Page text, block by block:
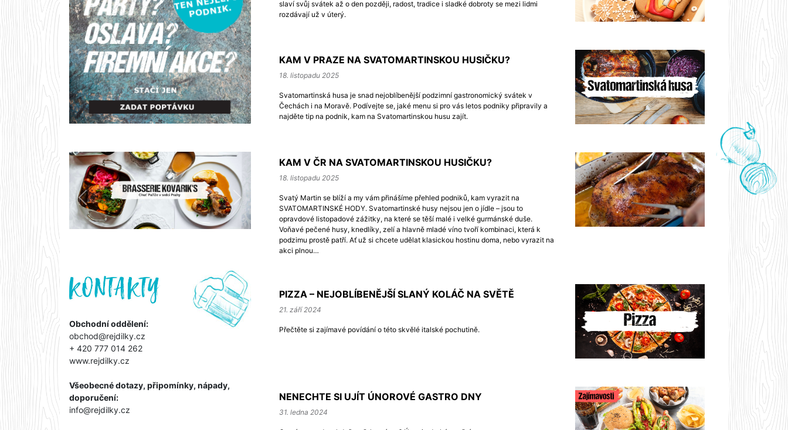
Předchozí Další
Obchodní oddělení:
obchod@rejdilky.cz
+ 420 777 014 262
www.rejdilky.cz
Všeobecné dotazy, připomínky, nápady,
doporučení:
info@rejdilky.cz
slaví svůj svátek až o den později, radost, tradice i sladké dobroty se mezi lidmi
rozdávají už v úterý.
KAM V PRAZE NA SVATOMARTINSKOU HUSIČKU?
18. listopadu 2025
Svatomartinská husa je snad nejoblíbenější podzimní gastronomický svátek v
Čechách i na Moravě. Podívejte se, jaké menu si pro vás letos podniky připravily a
najděte tip na podnik, kam na Svatomartinskou husu zajít.
KAM V ČR NA SVATOMARTINSKOU HUSIČKU?
18. listopadu 2025
Svatý Martin se blíží a my vám přinášíme přehled podniků, kam vyrazit na
SVATOMARTINSKÉ HODY. Svatomartinské husy nejsou jen o jídle – jsou to
opravdové listopadové zážitky, na které se těší malé i velké gurmánské duše.
Voňavé pečené husy, knedlíky, zelí a hlavně mladé víno tvoří kombinaci, která k
podzimu prostě patří. Ať už si chcete udělat klasickou hostinu doma, nebo vyrazit na
akci plnou…
PIZZA –⁠ NEJOBLÍBENĚJŠÍ SLANÝ KOLÁČ NA SVĚTĚ
21. září 2024
Přečtěte si zajímavé povídání o této skvělé italské pochutině.
NENECHTE SI UJÍT ÚNOROVÉ GASTRO DNY
31. ledna 2024